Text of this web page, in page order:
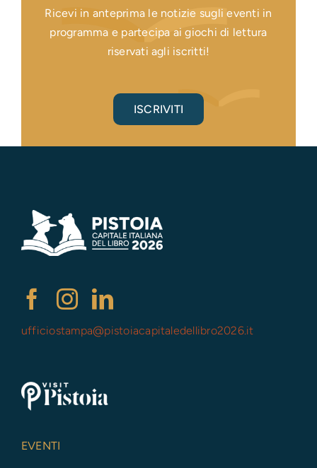
Ricevi in anteprima le notizie sugli eventi in
programma e partecipa ai giochi di lettura
riservati agli iscritti!
ISCRIVITI
ufficiostampa@pistoiacapitaledellibro2026.it
EVENTI